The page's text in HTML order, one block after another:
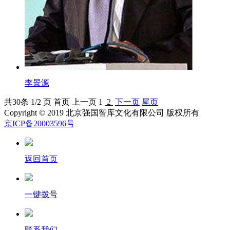
李景源
共30条 1/2 页 首页 上一页 1 2 下一页 尾页
Copyright © 2019 北京强国智库文化有限公司 版权所有
京ICP备20003596号
返回首页
一键拨号